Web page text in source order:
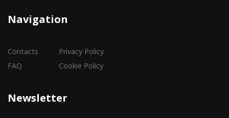
Navigation
Contacts
FAQ
Privacy Policy
Cookie Policy
Newsletter